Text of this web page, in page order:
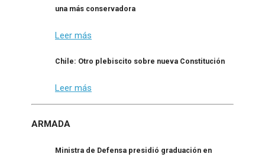
una más conservadora
Leer más
Chile: Otro plebiscito sobre nueva Constitución
Leer más
ARMADA
Ministra de Defensa presidió graduación en